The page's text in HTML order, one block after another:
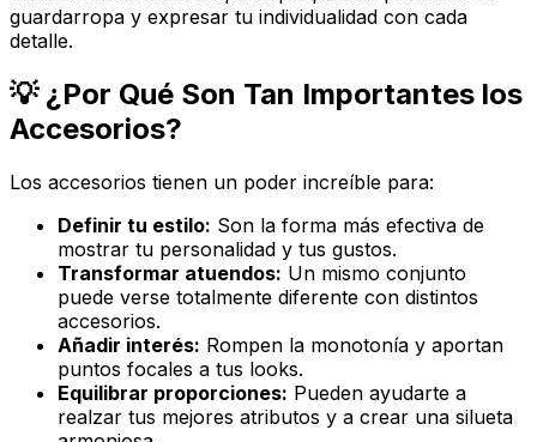
guardarropa y expresar tu individualidad con cada
detalle.
💡 ¿Por Qué Son Tan Importantes los
Accesorios?
Los accesorios tienen un poder increíble para:
Definir tu estilo: Son la forma más efectiva de
mostrar tu personalidad y tus gustos.
Transformar atuendos: Un mismo conjunto
puede verse totalmente diferente con distintos
accesorios.
Añadir interés: Rompen la monotonía y aportan
puntos focales a tus looks.
Equilibrar proporciones: Pueden ayudarte a
realzar tus mejores atributos y a crear una silueta